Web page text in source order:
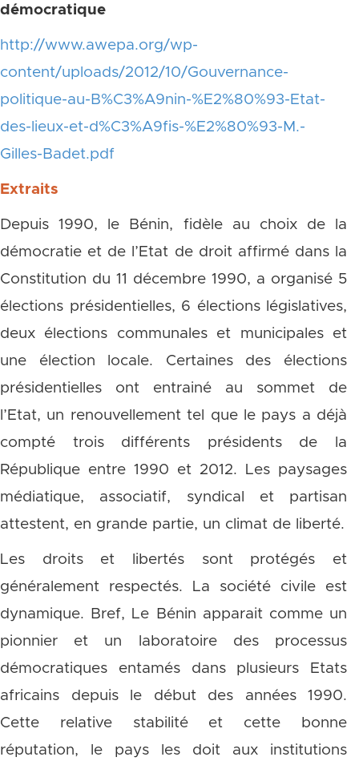
démocratique
http://www.awepa.org/wp-
content/uploads/2012/10/Gouvernance-
politique-au-B%C3%A9nin-%E2%80%93-Etat-
des-lieux-et-d%C3%A9fis-%E2%80%93-M.-
Gilles-Badet.pdf
Extraits
Depuis 1990, le Bénin, fidèle au choix de la
démocratie et de l’Etat de droit affirmé dans la
Constitution du 11 décembre 1990, a organisé 5
élections présidentielles, 6 élections législatives,
deux élections communales et municipales et
une élection locale. Certaines des élections
présidentielles ont entrainé au sommet de
l’Etat, un renouvellement tel que le pays a déjà
compté trois différents présidents de la
République entre 1990 et 2012. Les paysages
médiatique, associatif, syndical et partisan
attestent, en grande partie, un climat de liberté.
Les droits et libertés sont protégés et
généralement respectés. La société civile est
dynamique. Bref, Le Bénin apparait comme un
pionnier et un laboratoire des processus
démocratiques entamés dans plusieurs Etats
africains depuis le début des années 1990.
Cette relative stabilité et cette bonne
réputation, le pays les doit aux institutions